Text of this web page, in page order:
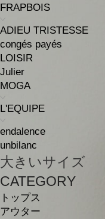
FRAPBOIS
ADIEU TRISTESSE
congés payés
LOISIR
Julier
MOGA
L'EQUIPE
endalence
unbilanc
大きいサイズ
CATEGORY
トップス
アウター